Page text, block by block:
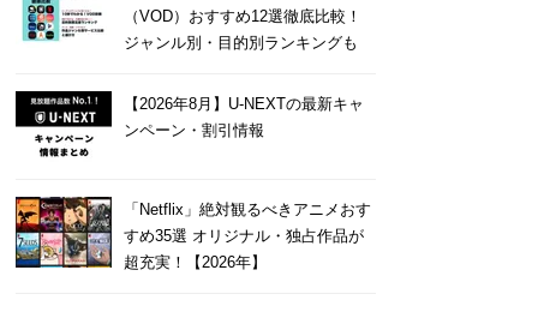
（VOD）おすすめ12選徹底比較！
ジャンル別・目的別ランキングも
【2026年8月】U-NEXTの最新キャ
ンペーン・割引情報
「Netflix」絶対観るべきアニメおす
すめ35選 オリジナル・独占作品が
超充実！【2026年】